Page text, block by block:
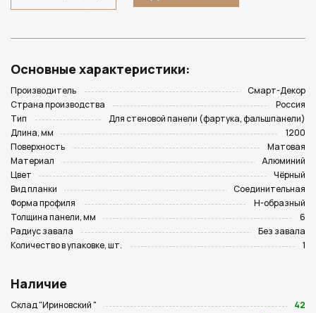
Основные характеристики:
Производитель
Смарт-Декор
Страна производства
Россия
Тип
Для стеновой панели (фартука, фальшпанели)
Длина, мм
1200
Поверхность
Матовая
Материал
Алюминий
Цвет
Чёрный
Вид планки
Соединительная
Форма профиля
Н-образный
Толщина панели, мм
6
Радиус завала
Без завала
Количество в упаковке, шт.
1
Наличие
Склад "Ириновский "
42